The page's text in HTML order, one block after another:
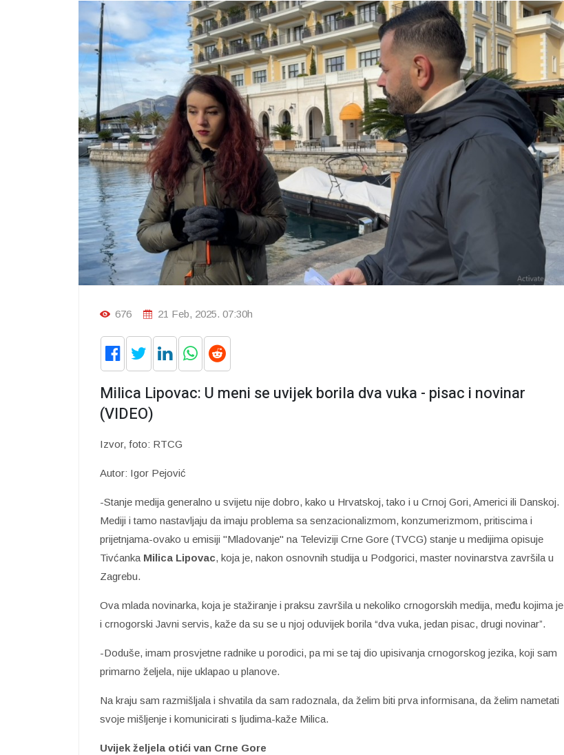
676 21 Feb, 2025. 07:30h
Milica Lipovac: U meni se uvijek borila dva vuka - pisac i novinar
(VIDEO)
Izvor, foto: RTCG
Autor: Igor Pejović
-Stanje medija generalno u svijetu nije dobro, kako u Hrvatskoj, tako i u Crnoj Gori, Americi ili Danskoj.
Mediji i tamo nastavljaju da imaju problema sa senzacionalizmom, konzumerizmom, pritiscima i
prijetnjama-ovako u emisiji "Mladovanje" na Televiziji Crne Gore (TVCG) stanje u medijima opisuje
Tivćanka Milica Lipovac, koja je, nakon osnovnih studija u Podgorici, master novinarstva završila u
Zagrebu.
Ova mlada novinarka, koja je stažiranje i praksu završila u nekoliko crnogorskih medija, među kojima je
i crnogorski Javni servis, kaže da su se u njoj oduvijek borila “dva vuka, jedan pisac, drugi novinar”.
-Doduše, imam prosvjetne radnike u porodici, pa mi se taj dio upisivanja crnogorskog jezika, koji sam
primarno željela, nije uklapao u planove.
Na kraju sam razmišljala i shvatila da sam radoznala, da želim biti prva informisana, da želim nametati
svoje mišljenje i komunicirati s ljudima-kaže Milica.
Uvijek željela otići van Crne Gore